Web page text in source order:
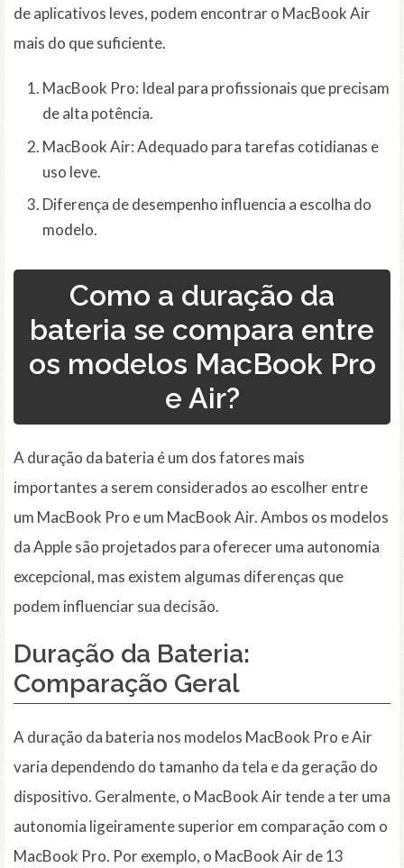
de aplicativos leves, podem encontrar o MacBook Air
mais do que suficiente.
MacBook Pro: Ideal para profissionais que precisam
de alta potência.
MacBook Air: Adequado para tarefas cotidianas e
uso leve.
Diferença de desempenho influencia a escolha do
modelo.
Como a duração da
bateria se compara entre
os modelos MacBook Pro
e Air?
A duração da bateria é um dos fatores mais
importantes a serem considerados ao escolher entre
um MacBook Pro e um MacBook Air. Ambos os modelos
da Apple são projetados para oferecer uma autonomia
excepcional, mas existem algumas diferenças que
podem influenciar sua decisão.
Duração da Bateria:
Comparação Geral
A duração da bateria nos modelos MacBook Pro e Air
varia dependendo do tamanho da tela e da geração do
dispositivo. Geralmente, o MacBook Air tende a ter uma
autonomia ligeiramente superior em comparação com o
MacBook Pro. Por exemplo, o MacBook Air de 13